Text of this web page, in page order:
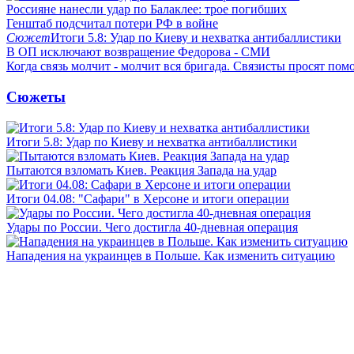
Россияне нанесли удар по Балаклее: трое погибших
Генштаб подсчитал потери РФ в войне
СюжетИтоги 5.8: Удар по Киеву и нехватка антибаллистики
В ОП исключают возвращение Федорова - СМИ
Когда связь молчит - молчит вся бригада. Связисты просят
Сюжеты
Итоги 5.8: Удар по Киеву и нехватка антибаллистики
Пытаются взломать Киев. Реакция Запада на удар
Итоги 04.08: "Сафари" в Херсоне и итоги операции
Удары по России. Чего достигла 40-дневная операция
Нападения на украинцев в Польше. Как изменить ситуацию